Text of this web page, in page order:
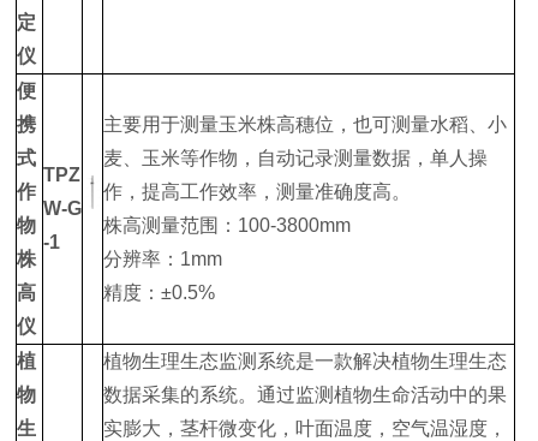
定
仪
便
携
式
作
物
株
高
仪
TPZ
W-G
-1
主要用于测量玉米株高穗位，也可测量水稻、小
麦、玉米等作物，自动记录测量数据，单人操
作，提高工作效率，测量准确度高。
株高测量范围：100-3800mm
分辨率：1mm
精度：±0.5%
植
物
生
植物生理生态监测系统是一款解决植物生理生态
数据采集的系统。通过监测植物生命活动中的果
实膨大，茎杆微变化，叶面温度，空气温湿度，